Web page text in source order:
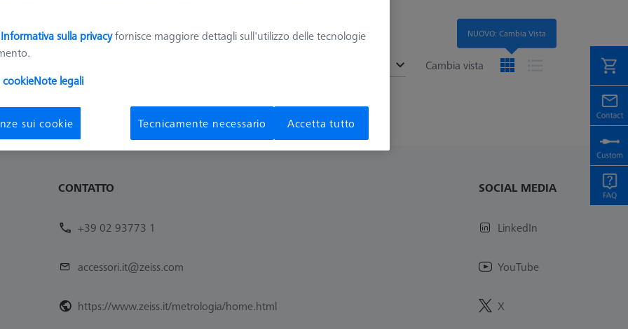
Cambia vista
CONTATTO
+39 02 93773 1
accessori.it@zeiss.com
https://www.zeiss.it/metrologia/home.html
SOCIAL MEDIA
LinkedIn
YouTube
X
NUOVO: Cambia Vista
Informativa sulla privacyfornisce maggiore dettagli sull'utilizzo delle tecnologie
cookieNote legali
sui cookie Tecnicamente necessario Accetta tutto